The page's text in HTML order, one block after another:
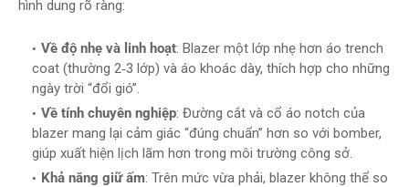
hình dung rõ ràng:
Về độ nhẹ và linh hoạt: Blazer một lớp nhẹ hơn áo trench
coat (thường 2‑3 lớp) và áo khoác dày, thích hợp cho những
ngày trời “đổi gió”.
Về tính chuyên nghiệp: Đường cắt và cổ áo notch của
blazer mang lại cảm giác “đúng chuẩn” hơn so với bomber,
giúp xuất hiện lịch lãm hơn trong môi trường công sở.
Khả năng giữ ấm: Trên mức vừa phải, blazer không thể so